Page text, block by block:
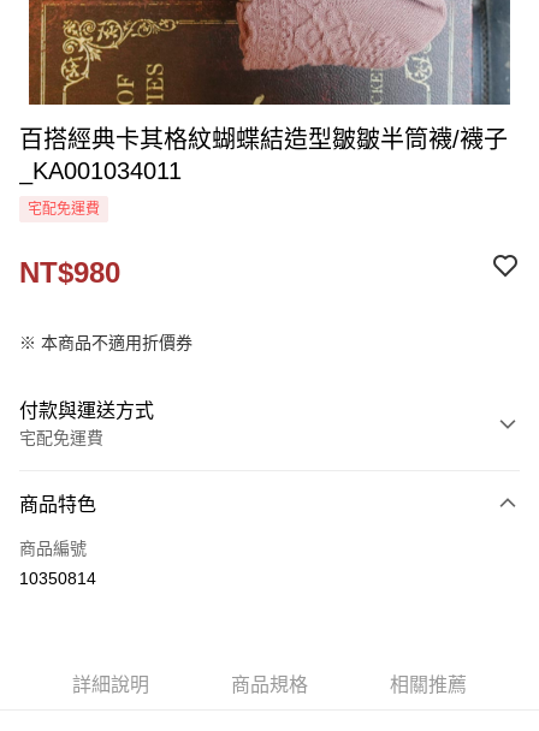
百搭經典卡其格紋蝴蝶結造型皺皺半筒襪/襪子
_KA001034011
宅配免運費
NT$980
※ 本商品不適用折價券
付款與運送方式
宅配免運費
信用卡一次付款
LINE Pay
商品特色
商品編號
10350814
詳細說明 商品規格 相關推薦